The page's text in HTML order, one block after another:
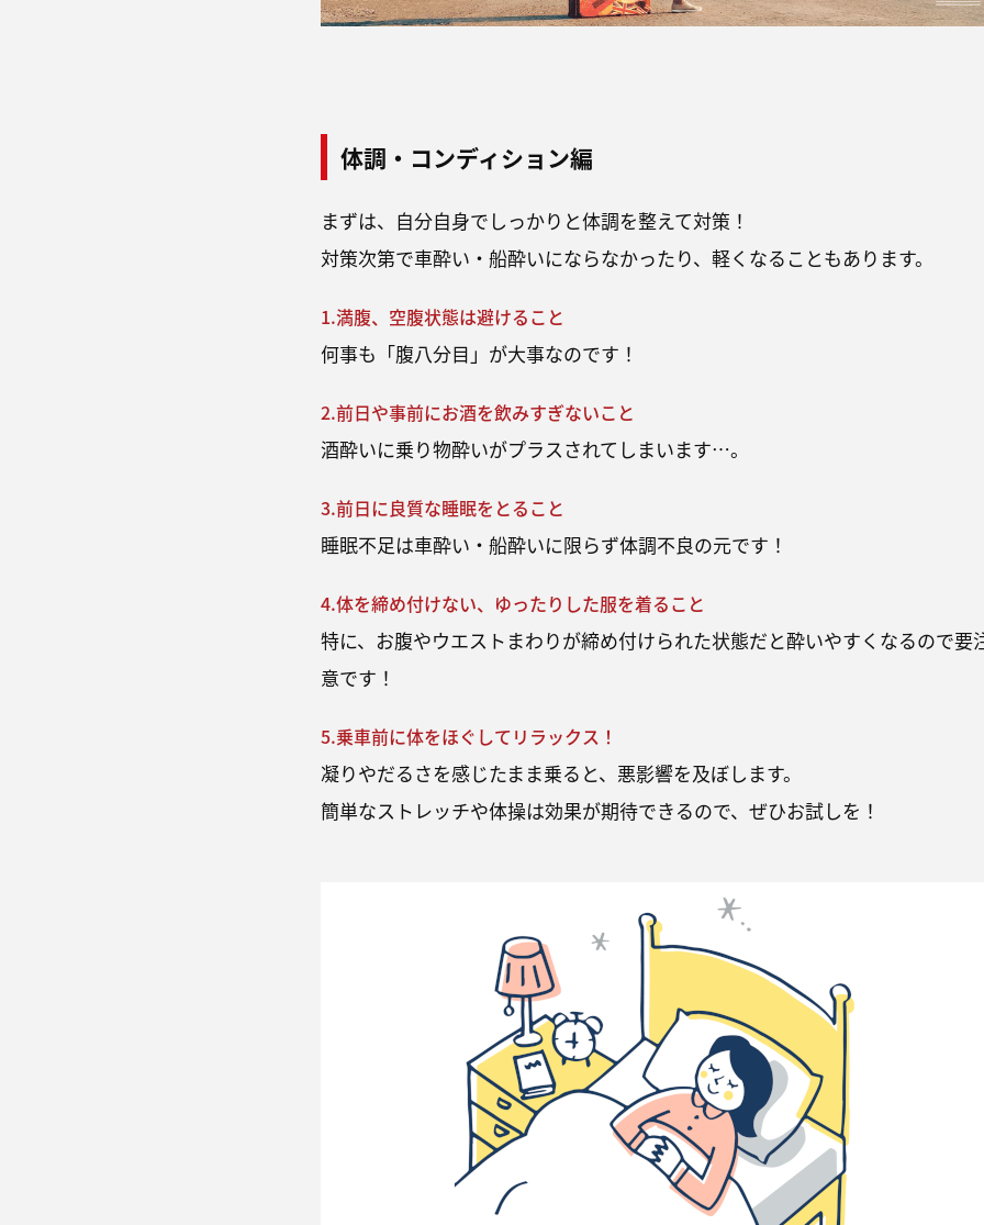
体調・コンディション編
まずは、自分自身でしっかりと体調を整えて対策！
対策次第で車酔い・船酔いにならなかったり、軽くなることもあります。
1.満腹、空腹状態は避けること
何事も「腹八分目」が大事なのです！
2.前日や事前にお酒を飲みすぎないこと
酒酔いに乗り物酔いがプラスされてしまいます…。
3.前日に良質な睡眠をとること
睡眠不足は車酔い・船酔いに限らず体調不良の元です！
4.体を締め付けない、ゆったりした服を着ること
特に、お腹やウエストまわりが締め付けられた状態だと酔いやすくなるので要
意です！
5.乗車前に体をほぐしてリラックス！
凝りやだるさを感じたまま乗ると、悪影響を及ぼします。
簡単なストレッチや体操は効果が期待できるので、ぜひお試しを！